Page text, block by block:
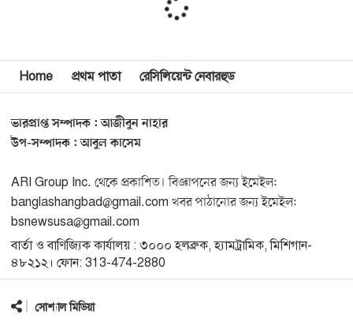
মিশিগানে দক্ষিণ সুরমা ওয়েলফেয়ার অ্যাসোসিয়েশনের
বিশ্বজুড়ে কূটনৈতিক পুনর্বিন্যাস, ৫ অঞ্চলে মিশন বন্ধ করছে
যুক্তরাষ্ট্র
১২
মিশিগানে ফ্রেন্ডস এন্ড ফ্যামিলির বনভোজনে প্রাণের উচ্ছ্বাস
১৩
মিশিগানে ডেমোক্র্যাটদের প্রাইমারিতে আল-সাইয়েদকে হারাতে
কেন এত মরিয়া ইসারায়েলি লবি এআইপ্যাক
১৪
মুনা দাওয়াহ কনফারেন্স ২০২৬ সম্পর্কে প্রেস ব্রিফিং
১৫
শেখ হাসিনার সঙ্গে সংবাদ সম্মেলনে থাকছেন সাকিব আল
Home প্রথম পাতা রেসিলিয়েন্ট নেবারহুড
ভারপ্রাপ্ত সম্পাদক : আজীবুন নাহার
উপ-সম্পাদক : আবুল কাসেম
ARI Group Inc. থেকে প্রকাশিত। বিজ্ঞাপনের জন্য ইমেইল:
banglashangbad@gmail.com খবর পাঠানোর জন্য ইমেইল:
bsnewsusa@gmail.com
বার্তা ও বাণিজ্যিক কার্যালয় : ৩০০০ হলব্রুক, হ্যামট্রামিক, মিশিগান-
৪৮২১২। ফোন: 313-474-2880
সোশ্যাল মিডিয়া